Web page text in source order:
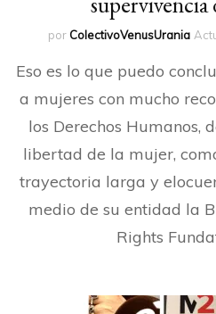
porColectivoVenusUrania
Eso es lo que puedo
a mujeres con mucho
los Derechos Humanos,
libertad de la mujer,
trayectoria larga y
medio de su entidad la
Rights